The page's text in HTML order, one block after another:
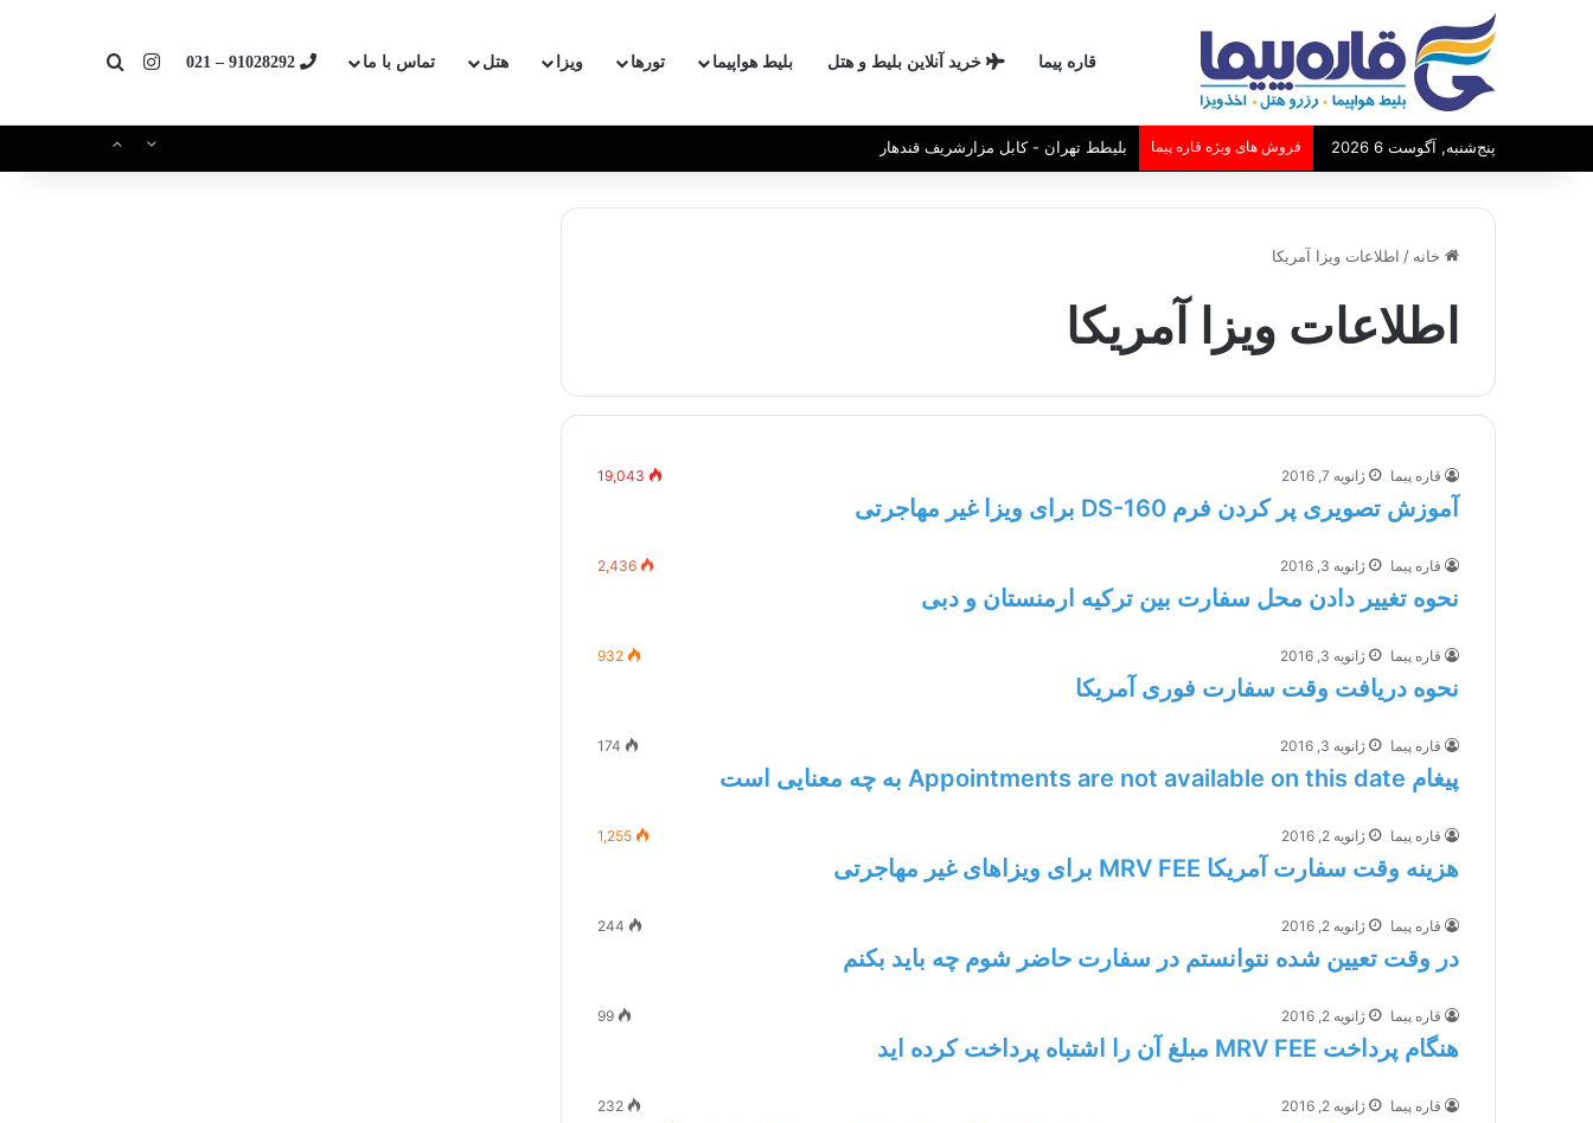
قاره پیما خرید آنلاین بلیط و هتل بلیط هواپیما تورها ویزا هتل تماس با ما 91028292 – 021 اینستاگرامجستجو برای
پنج‌شنبه, آگوست 6 2026 فروش های ویژه قاره پیما بلیطط تهران - کابل مزارشریف قندهار
خانه / اطلاعات ویزا آمریکا
اطلاعات ویزا آمریکا
قاره پیما ژانویه 7, 2016 19,043
آموزش تصویری پر کردن فرم DS-160 برای ویزا غیر مهاجرتی
قاره پیما ژانویه 3, 2016 2,436
نحوه تغییر دادن محل سفارت بین ترکیه ارمنستان و دبی
قاره پیما ژانویه 3, 2016 932
نحوه دریافت وقت سفارت فوری آمریکا
قاره پیما ژانویه 3, 2016 174
پیغام Appointments are not available on this date به چه معنایی است
قاره پیما ژانویه 2, 2016 1,255
هزینه وقت سفارت آمریکا MRV FEE برای ویزاهای غیر مهاجرتی
قاره پیما ژانویه 2, 2016 244
در وقت تعیین شده نتوانستم در سفارت حاضر شوم چه باید بکنم
قاره پیما ژانویه 2, 2016 99
هنگام پرداخت MRV FEE مبلغ آن را اشتباه پرداخت کرده اید
قاره پیما ژانویه 2, 2016 232